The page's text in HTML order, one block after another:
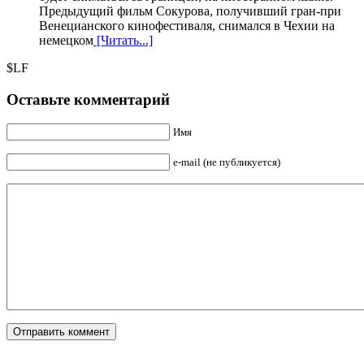
Предыдущий фильм Сокурова, получивший гран-при
Венецианского кинофестиваля, снимался в Чехии на
немецком [Читать...]
$LF
Оставьте комментарий
Имя
e-mail (не публикуется)